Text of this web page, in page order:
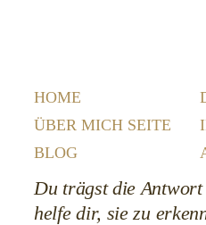
HOME
ÜBER MICH SEITE
BLOG
Du trägst die
helfe dir, sie zu